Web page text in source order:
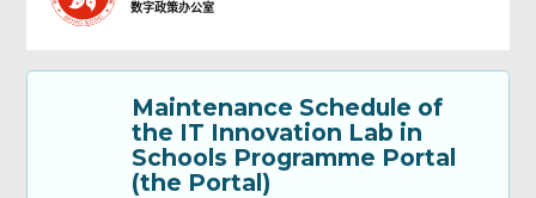
Part A: Particulars of the Applicant
Part B: Annual Report - Part I 乙部：年度
报告 - 第一部分
数字政策办公室
Maintenance Schedule of
the IT Innovation Lab in
Schools Programme Portal
(the Portal)